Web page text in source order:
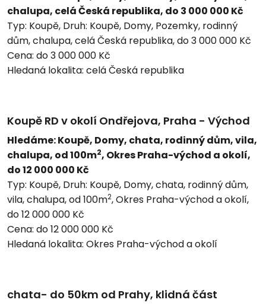
chalupa, celá Česká republika, do 3 000 000 Kč
Typ: Koupě, Druh: Koupě, Domy, Pozemky, rodinný
dům, chalupa, celá Česká republika, do 3 000 000 Kč
Cena: do 3 000 000 Kč
Hledaná lokalita: celá Česká republika
Koupě RD v okolí Ondřejova, Praha - Východ
Hledáme: Koupě, Domy, chata, rodinný dům, vila,
chalupa, od 100m2, Okres Praha-východ a okolí,
do 12 000 000 Kč
Typ: Koupě, Druh: Koupě, Domy, chata, rodinný dům,
vila, chalupa, od 100m2, Okres Praha-východ a okolí,
do 12 000 000 Kč
Cena: do 12 000 000 Kč
Hledaná lokalita: Okres Praha-východ a okolí
chata- do 50km od Prahy, klidná část